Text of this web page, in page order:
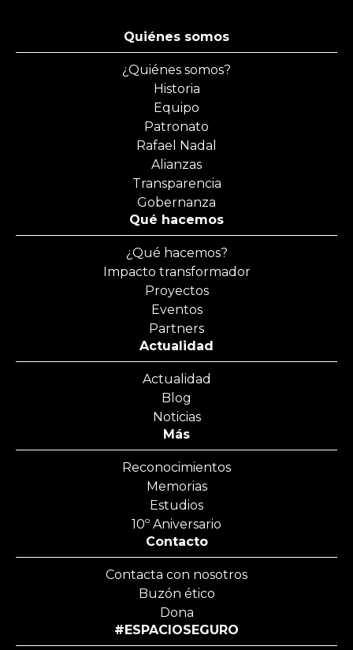
Quiénes somos
¿Quiénes somos?
Historia
Equipo
Patronato
Rafael Nadal
Alianzas
Transparencia
Gobernanza
Qué hacemos
¿Qué hacemos?
Impacto transformador
Proyectos
Eventos
Partners
Actualidad
Actualidad
Blog
Noticias
Más
Reconocimientos
Memorias
Estudios
10º Aniversario
Contacto
Contacta con nosotros
Buzón ético
Dona
#ESPACIOSEGURO